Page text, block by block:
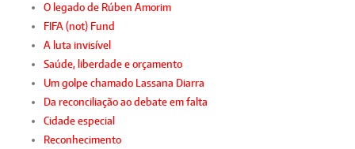
O legado de Rúben Amorim
FIFA (not) Fund
A luta invisível
Saúde, liberdade e orçamento
Um golpe chamado Lassana Diarra
Da reconciliação ao debate em falta
Cidade especial
Reconhecimento